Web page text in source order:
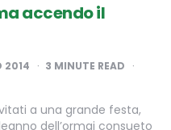
accendo il
2014 3 MINUTE READ
a una grande festa,
dell’ormai consueto